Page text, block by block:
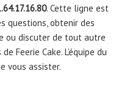
. Cette ligne est
questions, obtenir des
ou discuter de tout autre
Feerie Cake. L’équipe du
vous assister.